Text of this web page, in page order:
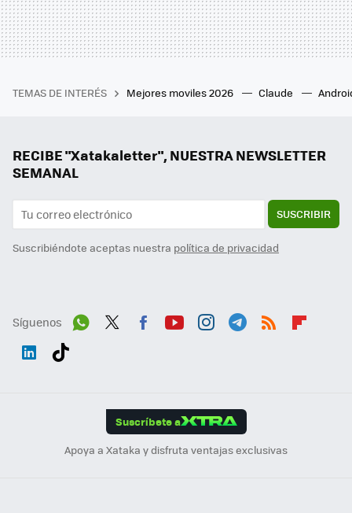
TEMAS DE INTERÉS Mejores moviles 2026 Claude
RECIBE "Xatakaletter", NUESTRA NEWSLETTER
SEMANAL
SUSCRIBIR
Suscribiéndote aceptas nuestra política de privacidad
Síguenos
Suscríbete a
Apoya a Xataka y disfruta ventajas exclusivas